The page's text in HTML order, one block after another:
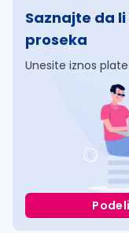
Saznajte da
proseka
Unesite iznos